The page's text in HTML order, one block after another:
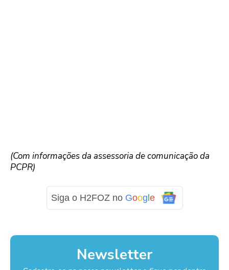
(Com informações da assessoria de comunicação da
PCPR)
Siga o H2FOZ no Goog e
Newsletter